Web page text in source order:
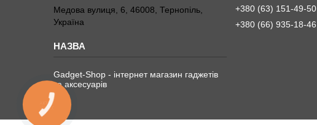
Медова вулиця, 6, 46008, Тернопіль,
Україна
Gadget-Shop - інтернет магазин гаджетів
та аксесуарів
+380 (63) 151-49-50
+380 (66) 935-18-46
КНОПКА
ЗВ'ЯЗКУ